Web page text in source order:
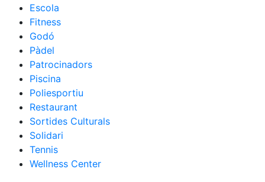
Preguntes Freqüents (FAQs)
Àrea esportiva
Tennis
Escola de tennis
Next Gen
Escola
Fitness
Godó
Pàdel
Patrocinadors
Piscina
Poliesportiu
Restaurant
Sortides Culturals
Solidari
Tennis
Wellness Center